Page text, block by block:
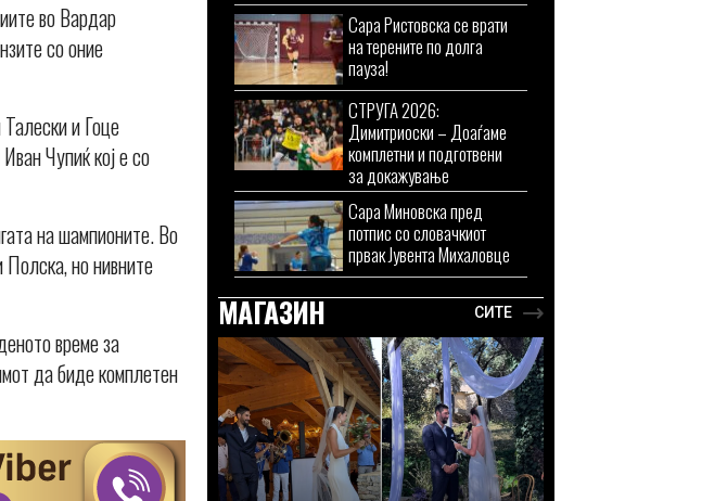
во Вардар
со оние
и Гоце
Чупиќ кој е со
на шампионите. Во
Полска, но нивните
време за
да биде комплетен
Сара Ристовска се врати
на терените по долга
пауза!
СТРУГА 2026:
Димитриоски – Доаѓаме
комплетни и подготвени
за докажување
Сара Миновска пред
потпис со словачкиот
првак Јувента Михаловце
МАГАЗИН СИТЕ